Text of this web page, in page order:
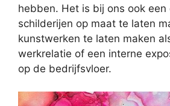
hebben. Het is bij ons ook een
schilderijen op maat te laten
kunstwerken te laten maken
werkrelatie of een interne
op de bedrijfsvloer.